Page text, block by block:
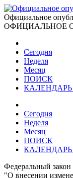
Официальное
ОФИЦИАЛЬНОЕ
Сегодня
Неделя
Месяц
ПОИСК
Сегодня
Неделя
Месяц
ПОИСК
Федеральный
"О внесении